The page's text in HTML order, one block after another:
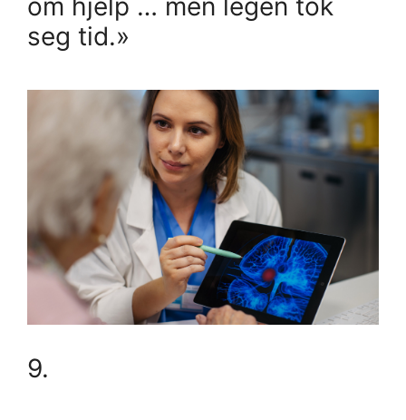
om hjelp … men legen tok
seg tid.»
9.